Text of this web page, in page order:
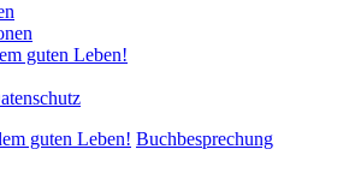
guten Leben!
guten Leben! Buchbesprechung